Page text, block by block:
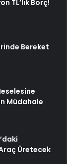
TL’lik Borç!
Bereket
Müdahale
Üretecek